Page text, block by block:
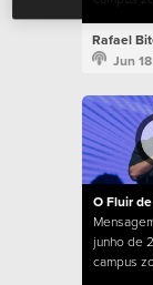
Jun
O Fluir
junho de
campus